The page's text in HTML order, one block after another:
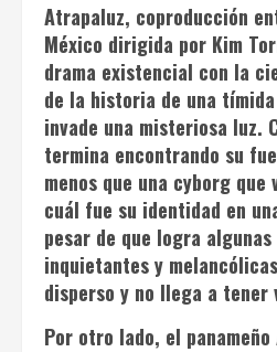
Atrapaluz, coproducción
México dirigida por Kim
drama existencial con la
de la historia de una
invade una misteriosa luz.
termina encontrando su
menos que una cyborg
cuál fue su identidad en
pesar de que logra
inquietantes y
disperso y no llega a tener
Por otro lado, el panameño